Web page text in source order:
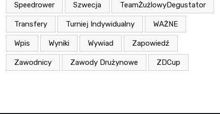
Speedrower Szwecja TeamŻużlowyDegustator
Transfery Turniej Indywidualny WAŻNE
Wpis Wyniki Wywiad Zapowiedź
Zawodnicy Zawody Drużynowe ZDCup